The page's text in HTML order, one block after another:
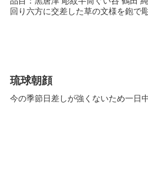
回り六方に交差した草の文様を鉋で
琉球朝顔
今の季節日差しが強くないため一日